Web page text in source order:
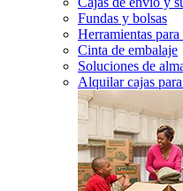
Fundas y bolsas
Herramientas
Cinta de embalaje
Soluciones de
Alquilar cajas